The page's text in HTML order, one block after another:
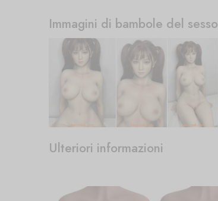
Immagini di bambole del sesso
Ulteriori informazioni